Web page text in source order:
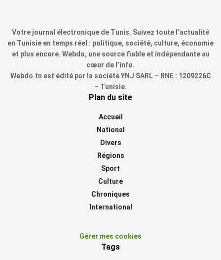
Votre journal électronique de Tunis. Suivez toute l’actualité
en Tunisie en temps réel : politique, société, culture, économie
et plus encore. Webdo, une source fiable et indépendante au
cœur de l’info.
Webdo.tn est édité par la société YNJ SARL – RNE : 1209226C
– Tunisie.
Plan du site
Accueil
National
Divers
Régions
Sport
Culture
Chroniques
International
Gérer mes cookies
Tags